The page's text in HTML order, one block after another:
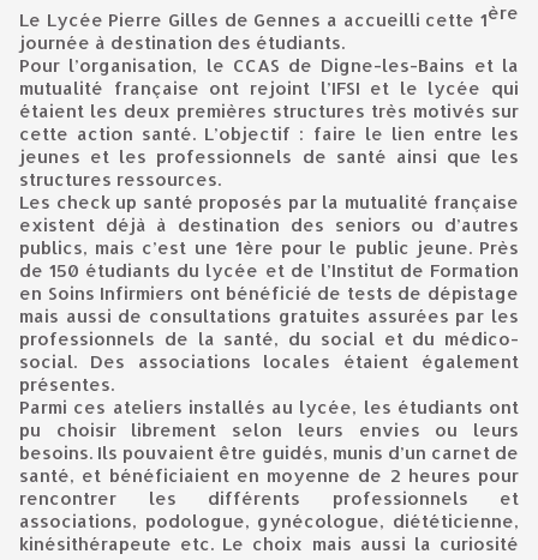
Le Lycée Pierre Gilles de Gennes a accueilli cette 1ère
journée à destination des étudiants.
Pour l’organisation, le CCAS de Digne-les-Bains et la
mutualité française ont rejoint l’IFSI et le lycée qui
étaient les deux premières structures très motivés sur
cette action santé. L’objectif : faire le lien entre les
jeunes et les professionnels de santé ainsi que les
structures ressources.
Les check up santé proposés par la mutualité française
existent déjà à destination des seniors ou d’autres
publics, mais c’est une 1ère pour le public jeune. Près
de 150 étudiants du lycée et de l’Institut de Formation
en Soins Infirmiers ont bénéficié de tests de dépistage
mais aussi de consultations gratuites assurées par les
professionnels de la santé, du social et du médico-
social. Des associations locales étaient également
présentes.
Parmi ces ateliers installés au lycée, les étudiants ont
pu choisir librement selon leurs envies ou leurs
besoins. Ils pouvaient être guidés, munis d’un carnet de
santé, et bénéficiaient en moyenne de 2 heures pour
rencontrer les différents professionnels et
associations, podologue, gynécologue, diététicienne,
kinésithérapeute etc. Le choix mais aussi la curiosité